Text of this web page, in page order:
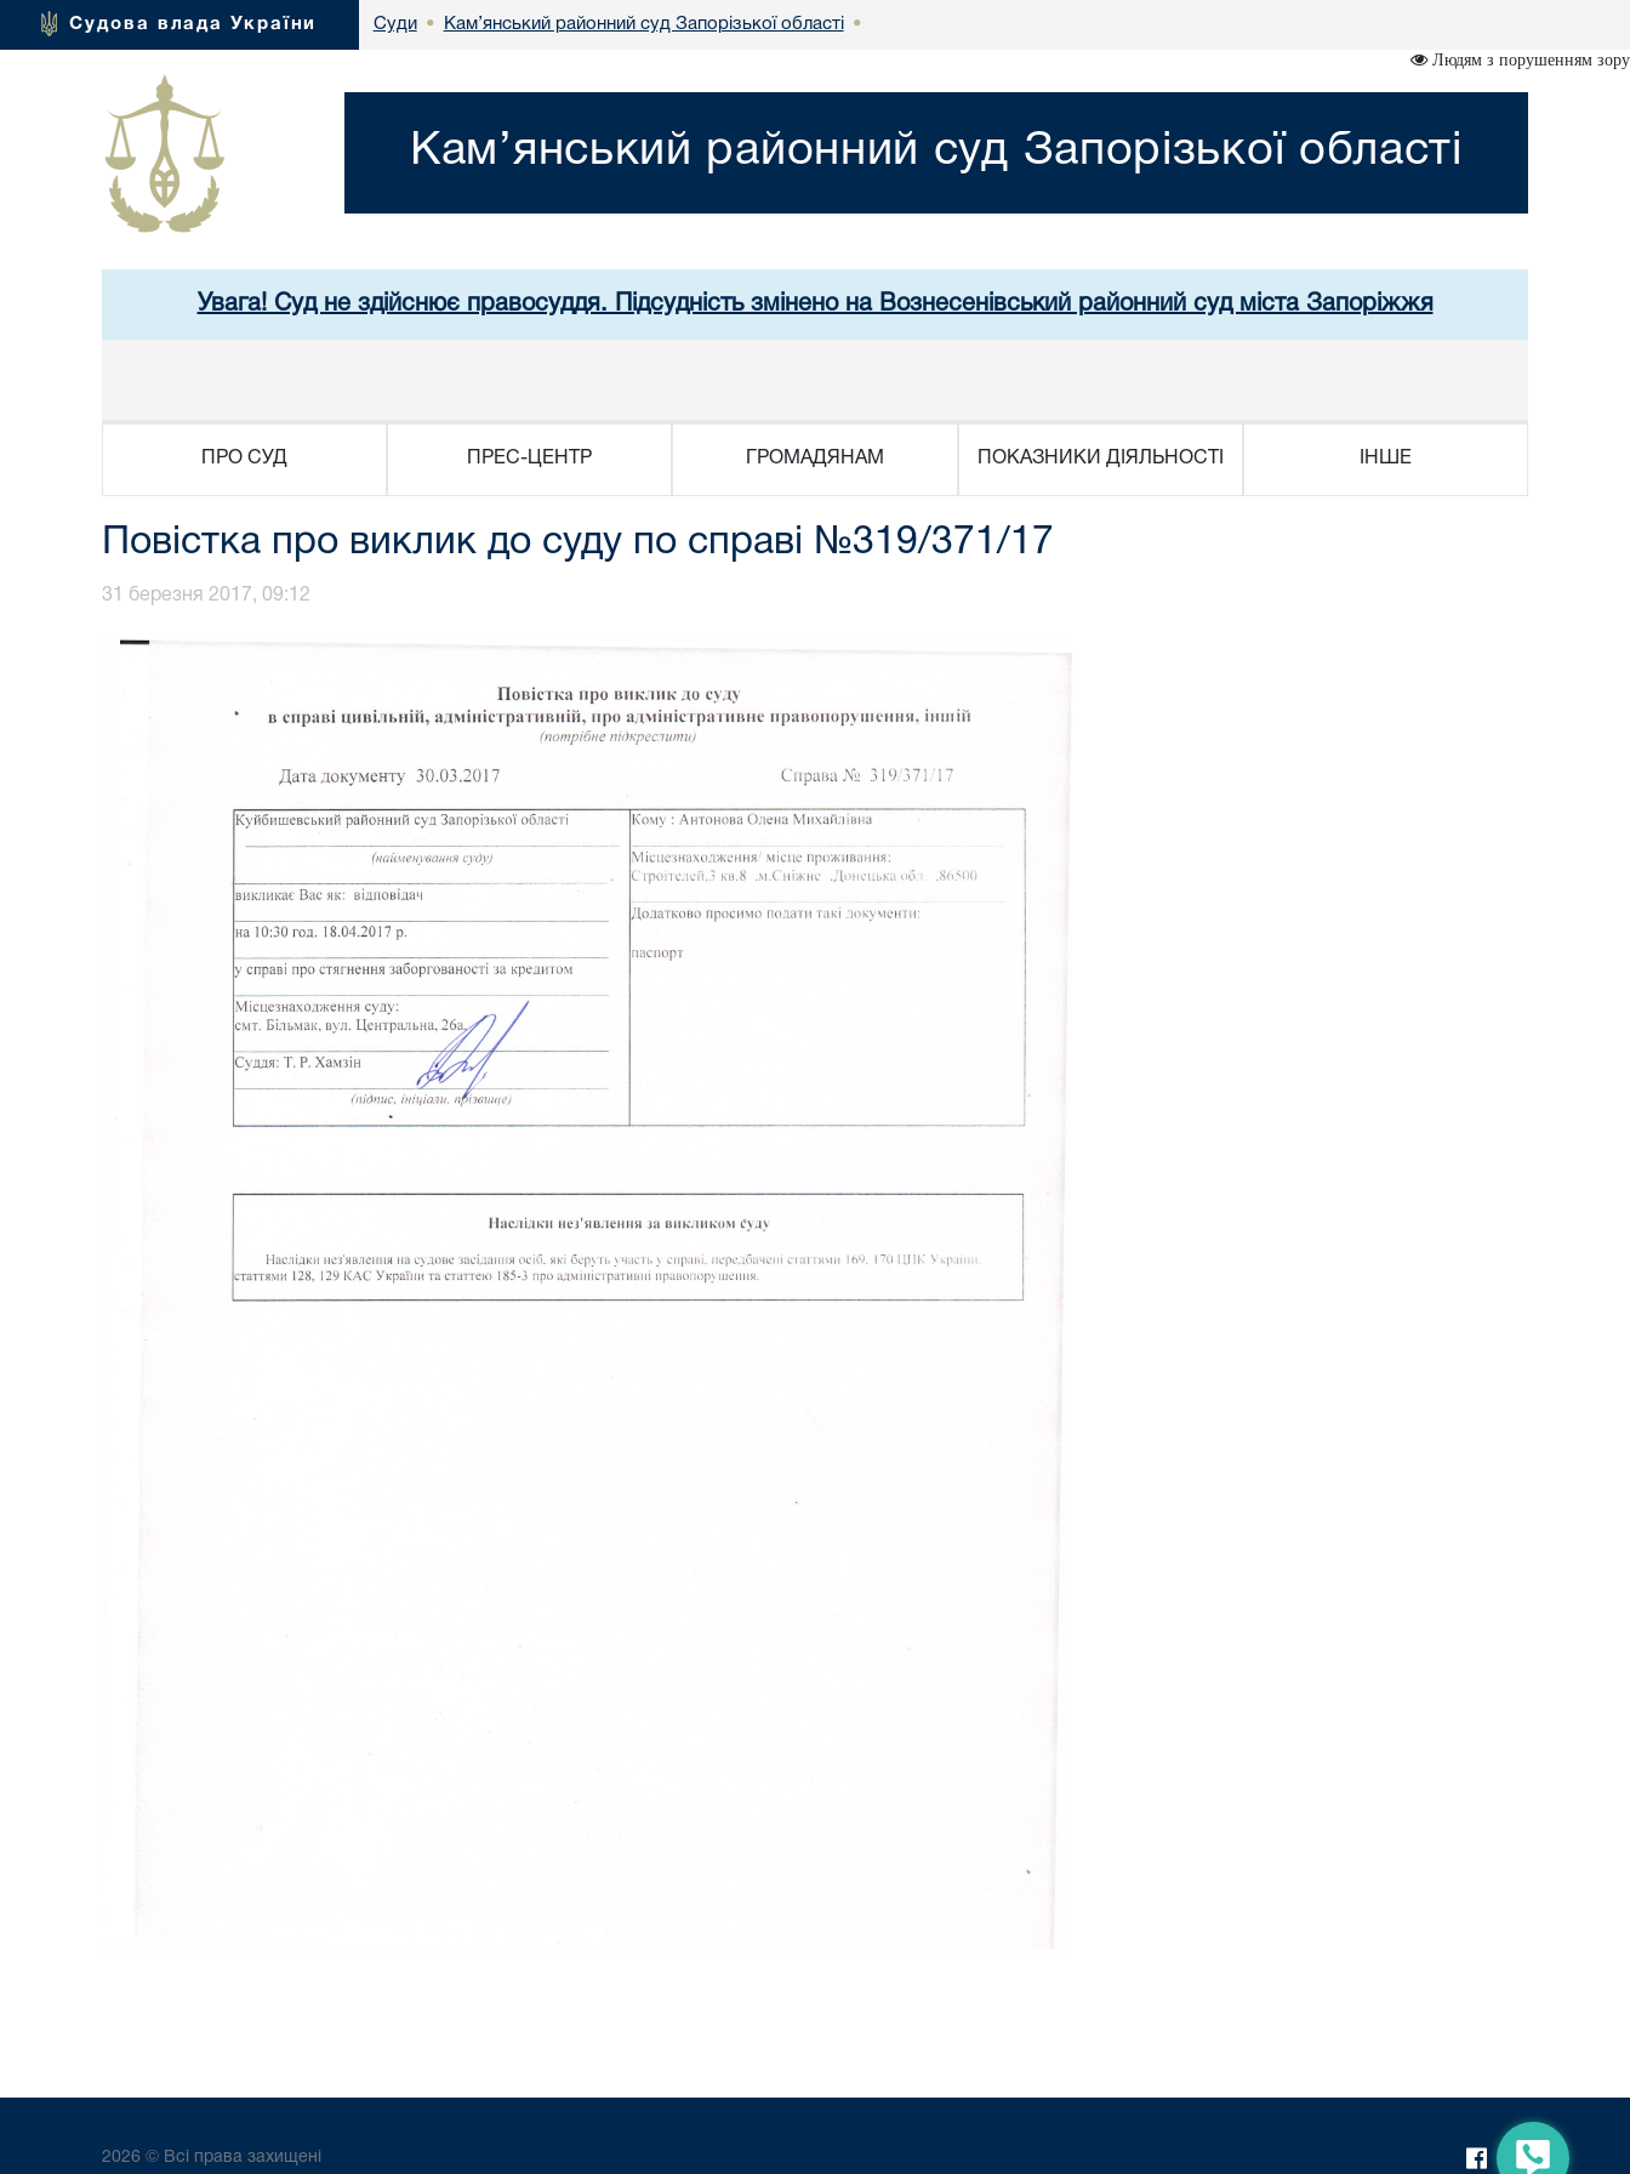
Судова влада України Суди • Кам’янський районний суд Запорізької області •
Людям з порушенням зору
Кам’янський районний суд Запорізької області
Увага! Суд не здійснює правосуддя. Підсудність змінено на Вознесенівський районний суд міста Запоріжжя
ПРО СУД ПРЕС-ЦЕНТР ГРОМАДЯНАМ ПОКАЗНИКИ ДІЯЛЬНОСТІ ІНШЕ
Повістка про виклик до суду по справі №319/371/17
31 березня 2017, 09:12
2026 © Всі права захищені